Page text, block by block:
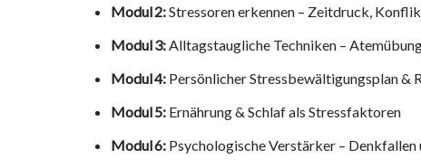
Modul 2:Stressoren erkennen – Zeitdruck,
Modul 3: Alltagstaugliche Techniken –
Modul 4: Persönlicher Stressbewältigungsplan &
Modul 5: Ernährung & Schlaf als Stressfaktoren
Modul 6: Psychologische Verstärker – Denkfallen